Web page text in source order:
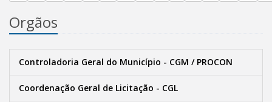
Orgãos
Controladoria Geral do Município - CGM / PROCON
Coordenação Geral de Licitação - CGL